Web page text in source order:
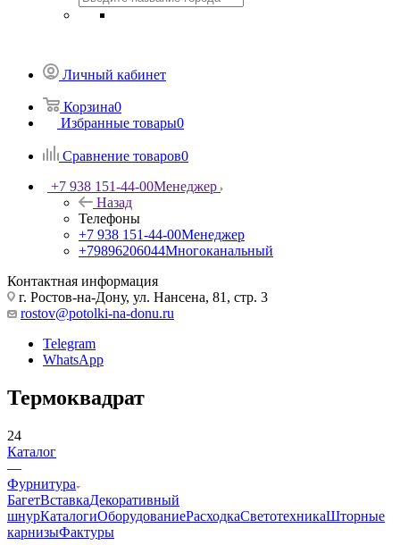
Личный кабинет
Корзина0
Избранные товары0
Сравнение товаров0
+7 938 151-44-00Менеджер
Назад
Телефоны
+7 938 151-44-00Менеджер
+79896206044Многоканальный
Контактная информация
г. Ростов-на-Дону, ул. Нансена, 81, стр. 3
rostov@potolki-na-donu.ru
Telegram
WhatsApp
Термоквадрат
24
Каталог
—
Фурнитура
БагетВставкаДекоративный
шнурКаталогиОборудованиеРасходкаСветотехникаШторные
карнизыФактуры